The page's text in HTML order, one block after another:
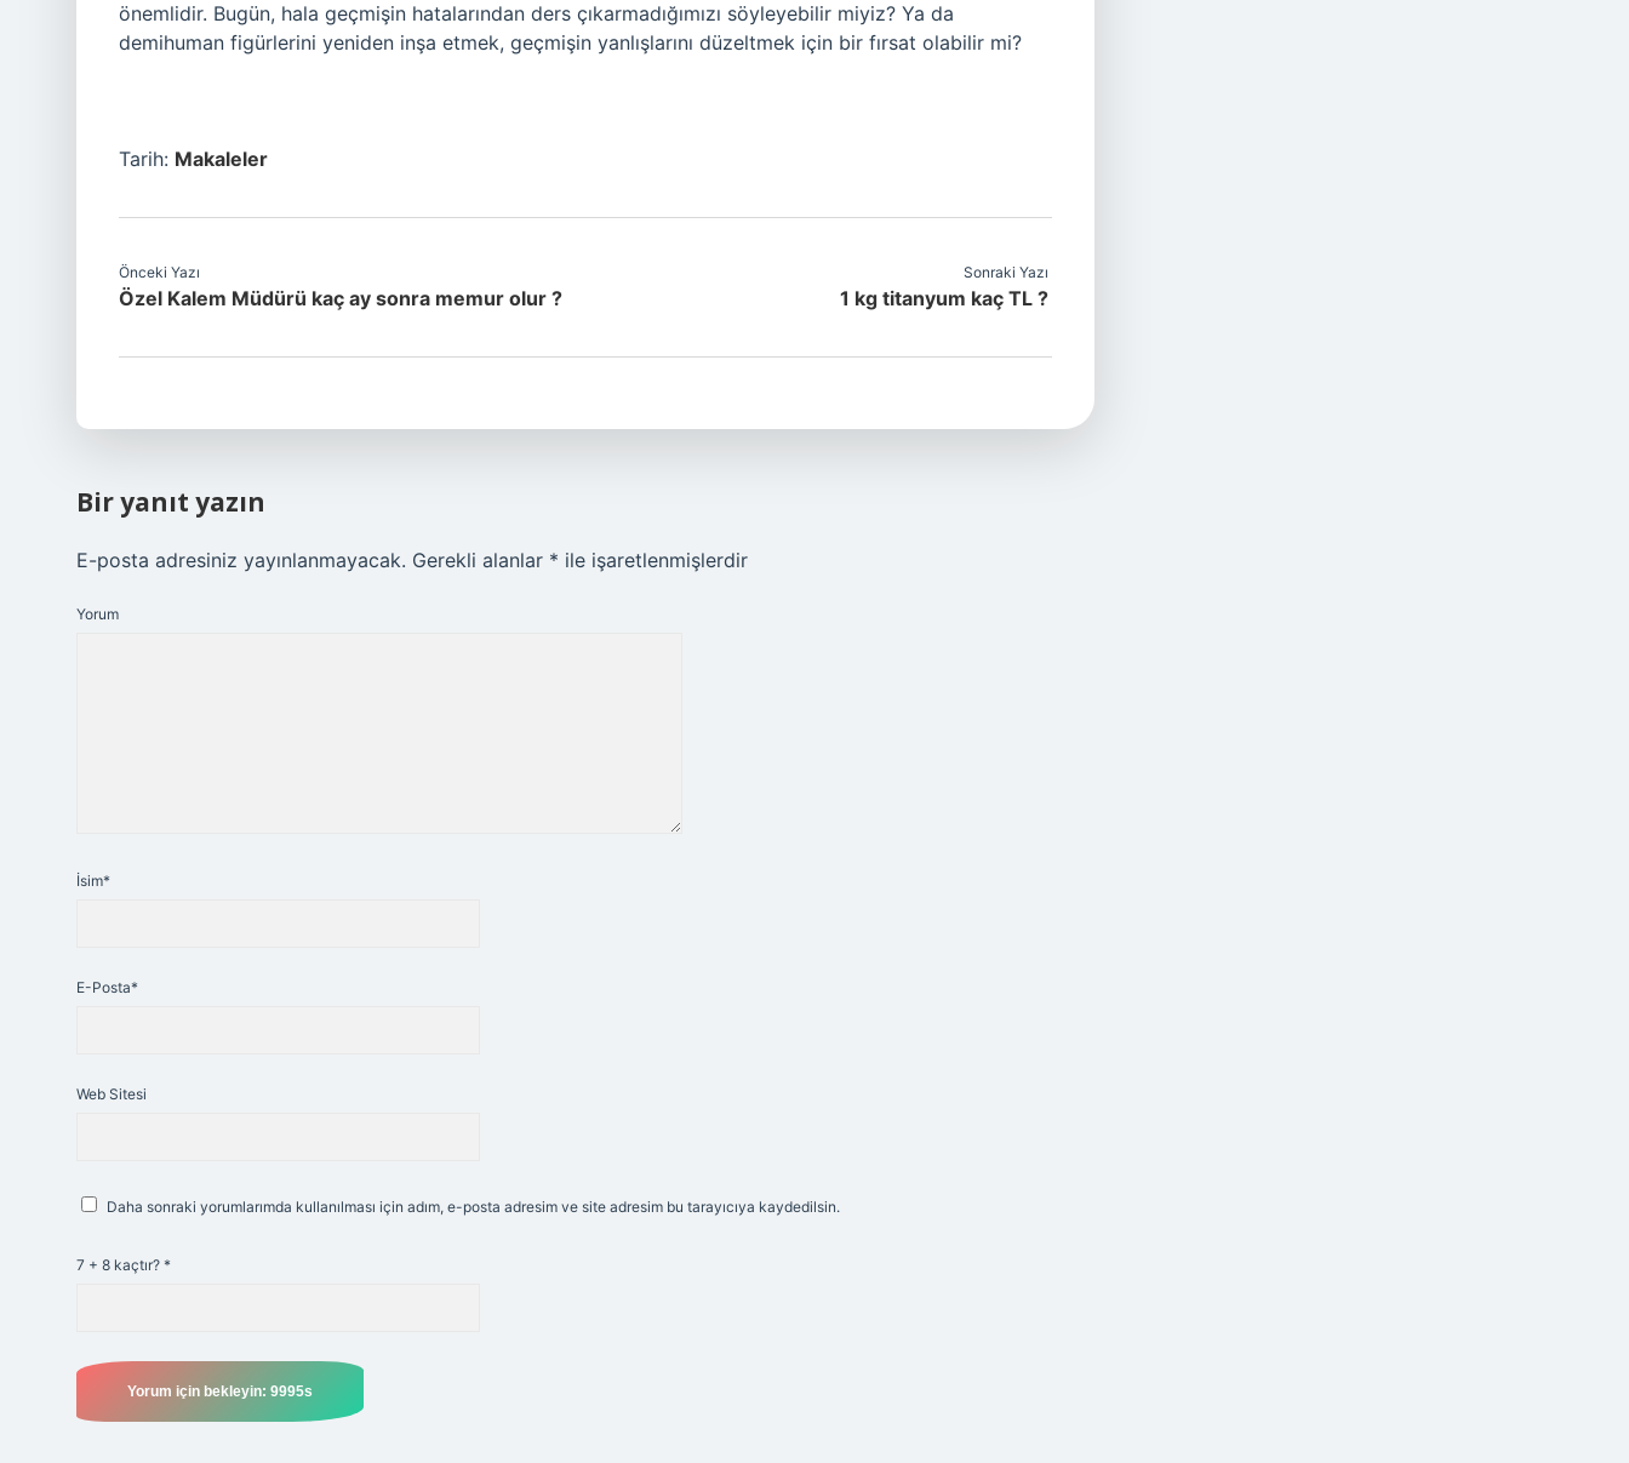
önemlidir. Bugün, hala geçmişin hatalarından ders çıkarmadığımızı söyleyebilir miyiz? Ya da
demihuman figürlerini yeniden inşa etmek, geçmişin yanlışlarını düzeltmek için bir fırsat olabilir mi?
Tarih: Makaleler
Önceki Yazı
Özel Kalem Müdürü kaç ay sonra memur olur ?
Sonraki Yazı
1 kg titanyum kaç TL ?
Bir yanıt yazın
E-posta adresiniz yayınlanmayacak. Gerekli alanlar * ile işaretlenmişlerdir
Yorum
İsim*
E-Posta*
Web Sitesi
Daha sonraki yorumlarımda kullanılması için adım, e-posta adresim ve site adresim bu tarayıcıya kaydedilsin.
7 + 8 kaçtır? *